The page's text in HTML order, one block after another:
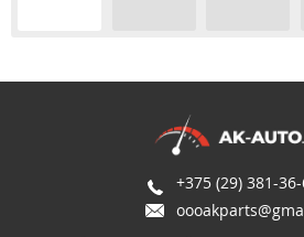
+375 (29) 381-